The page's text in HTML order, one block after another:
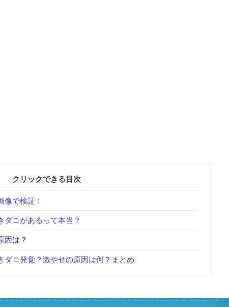
クリックできる目次
像で検証！
ダコがあるって本当？
因は？
ダコ発覚？激やせの原因は何？まとめ